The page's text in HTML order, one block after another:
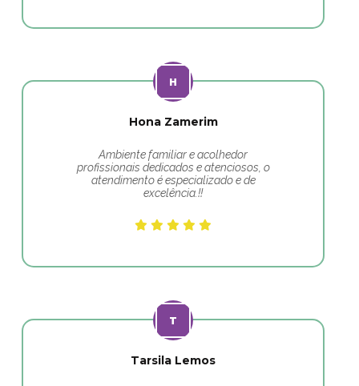
Hona Zamerim
Ambiente familiar e acolhedor
profissionais dedicados e atenciosos, o
atendimento é especializado e de
excelência.!!
Tarsila Lemos